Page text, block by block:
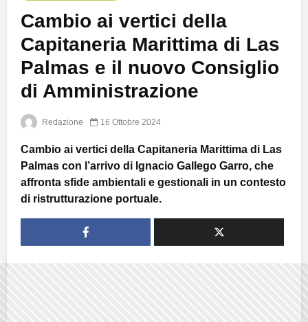
Cambio ai vertici della
Capitaneria Marittima di Las
Palmas e il nuovo Consiglio
di Amministrazione
Redazione 16 Ottobre 2024
Cambio ai vertici della Capitaneria Marittima di Las
Palmas con l’arrivo di Ignacio Gallego Garro, che
affronta sfide ambientali e gestionali in un contesto
di ristrutturazione portuale.